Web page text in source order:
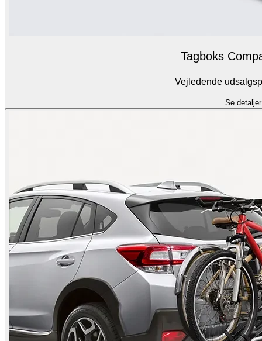
Tagboks
Vejledende
Se detaljer